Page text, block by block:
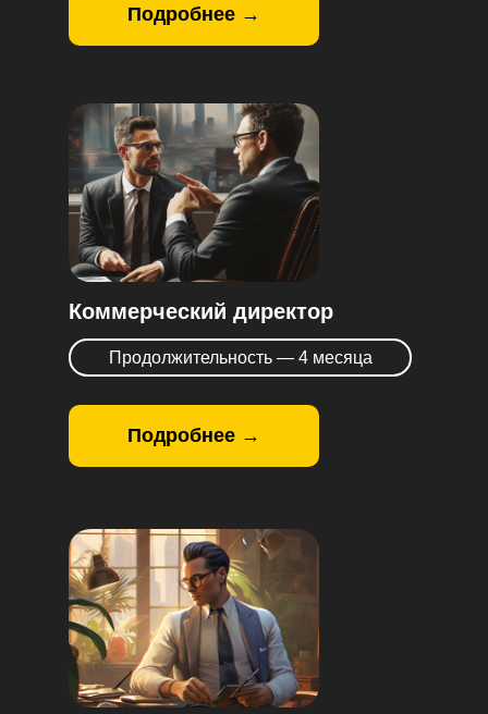
Коммерческий директор
Подробнее →
Подробнее →
Продолжительность — 4 месяца